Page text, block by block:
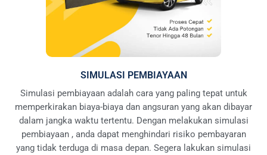
SIMULASI PEMBIAYAAN
Simulasi pembiayaan adalah cara yang paling tepat untuk
memperkirakan biaya-biaya dan angsuran yang akan dibayar
dalam jangka waktu tertentu. Dengan melakukan simulasi
pembiayaan , anda dapat menghindari risiko pembayaran
yang tidak terduga di masa depan. Segera lakukan simulasi